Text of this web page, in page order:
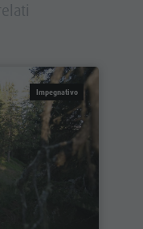
Impegnativo